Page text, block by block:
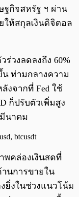
ฐกิจสหรัฐ ฯ ผ่าน
ห้สกุลเงินดิจิตอล
ร่วงลดลงถึง 60%
น ท่ามกลางความ
งจากที่ Fed ใช้
ก็ปรับตัวเพิ่มสูง
นาคม
พคล่องเงินสดที่
นการขายใน
ยิ่งในช่วงแนวโน้ม